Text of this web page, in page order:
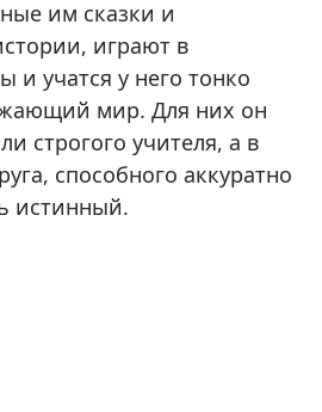
им сказки и
играют в
и учатся у него тонко
мир. Для них он
строгого учителя, а в
способного аккуратно
истинный.